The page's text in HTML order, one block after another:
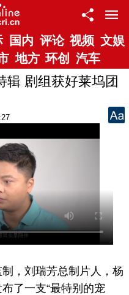
国内 评论 视频 文娱
地方 环创 汽车
辑 剧组获好莱坞团
，刘瑞芳总制片人，杨
了一支“最特别的宠